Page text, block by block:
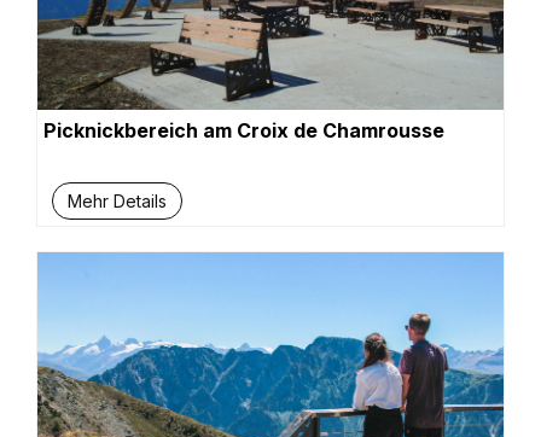
Picknickbereich am Croix de Chamrousse
Mehr Details